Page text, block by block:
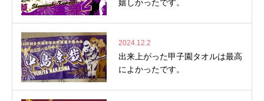
嬉しかったです。
2024.12.2
出来上がった甲子園タオルは最高
によかったです。